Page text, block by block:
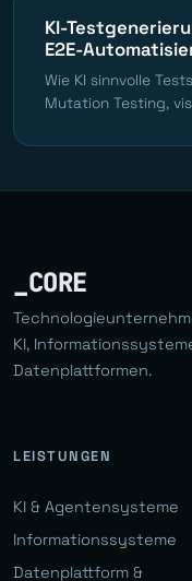
KI-
E2E-
Wie KI sinnvolle
Mutation Testing,
_CORE
KI,
Datenplattformen.
LEISTUNGEN
KI & Agentensysteme
Informationssysteme
Datenplattform &